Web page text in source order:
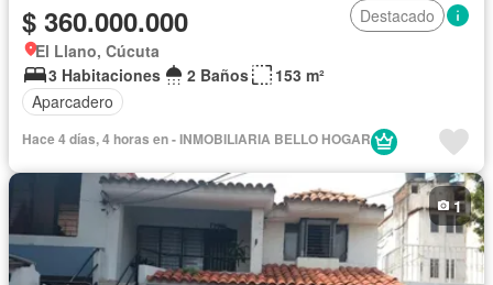
$ 360.000.000
Destacado
El Llano, Cúcuta
3 Habitaciones
2 Baños
153 m²
Aparcadero
Hace 4 días, 4 horas en - INMOBILIARIA BELLO HOGAR
1